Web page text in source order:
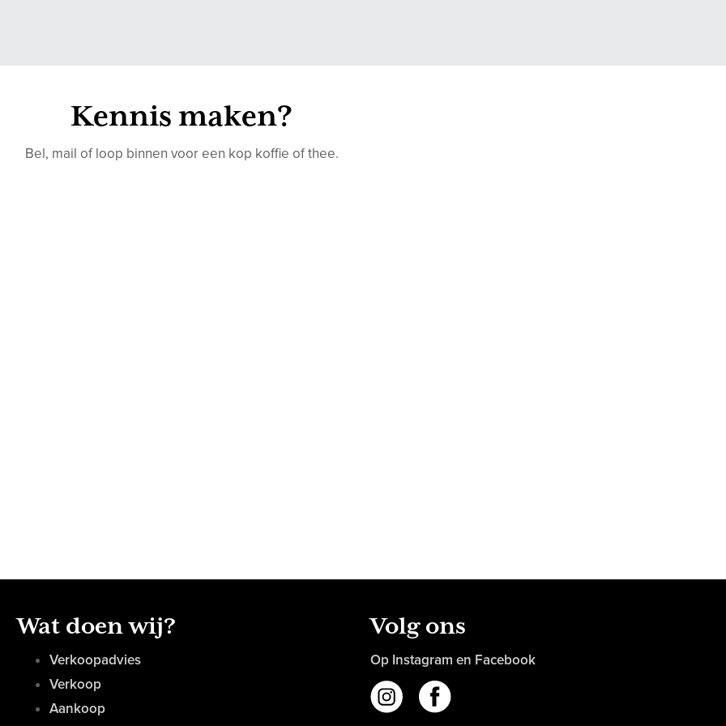
Kennis maken?
Bel, mail of loop binnen voor een kop koffie of thee.
Wat doen wij?
Verkoopadvies
Verkoop
Aankoop
Volg ons
Op Instagram en Facebook